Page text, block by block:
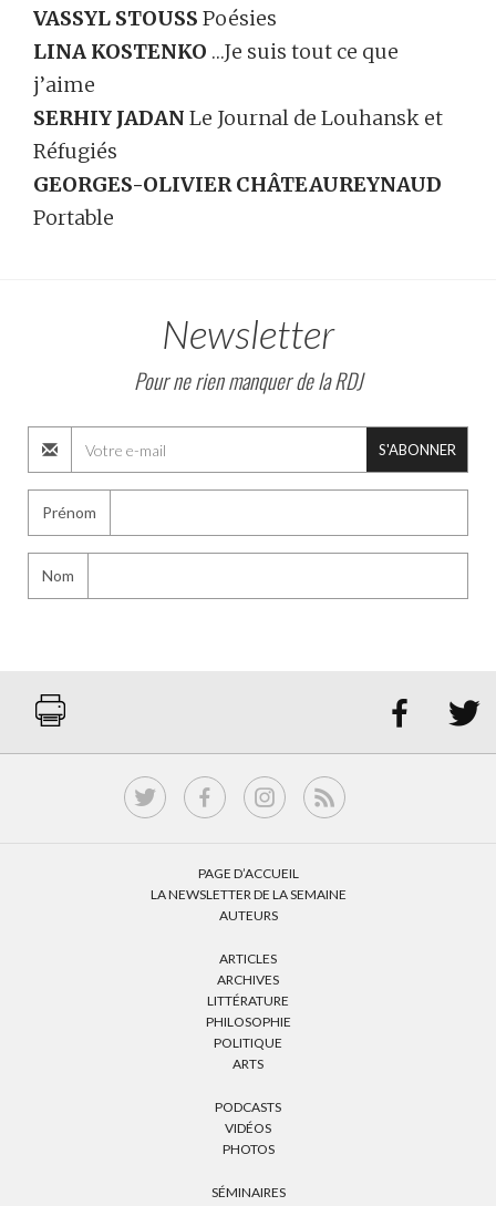
VASSYL STOUSS Poésies
LINA KOSTENKO …Je suis tout ce que
j’aime
SERHIY JADAN Le Journal de Louhansk et
Réfugiés
GEORGES-OLIVIER CHÂTEAUREYNAUD
Portable
Newsletter
Pour ne rien manquer de la RDJ
S'ABONNER
Prénom
Nom
 
PAGE D’ACCUEIL
LA NEWSLETTER DE LA SEMAINE
AUTEURS
ARTICLES
ARCHIVES
LITTÉRATURE
PHILOSOPHIE
POLITIQUE
ARTS
PODCASTS
VIDÉOS
PHOTOS
SÉMINAIRES